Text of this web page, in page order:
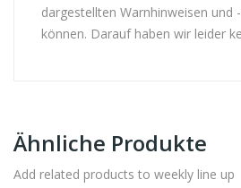
dargestellten Warnhinweisen und
können. Darauf haben wir leider
Ähnliche Produkte
Add related products to weekly line up